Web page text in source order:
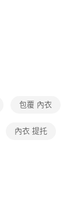
包覆 內衣
內衣 提托